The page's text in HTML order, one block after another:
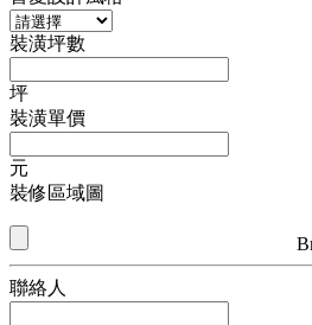
裝潢坪數
坪
裝潢單價
元
裝修區域圖
聯絡人